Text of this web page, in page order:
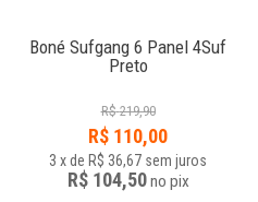
Boné Sufgang 6 Panel 4Suf
Preto
R$ 219,90
R$ 110,00
3 xde R$ 36,67 sem juros
R$ 104,50no pix